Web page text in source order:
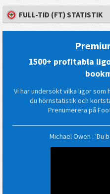
FULL-TID (FT) STATISTIK
1500+ profitabla
Vi har undersökt vilka ligor
du hörnstatistik och
Prenumerera på
Michael Owen : 'Du